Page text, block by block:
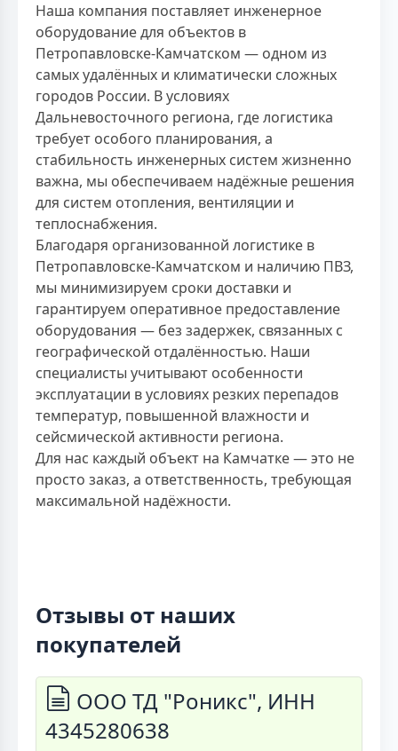
Наша компания поставляет инженерное
оборудование для объектов в
Петропавловске-Камчатском — одном из
самых удалённых и климатически сложных
городов России. В условиях
Дальневосточного региона, где логистика
требует особого планирования, а
стабильность инженерных систем жизненно
важна, мы обеспечиваем надёжные решения
для систем отопления, вентиляции и
теплоснабжения.
Благодаря организованной логистике в
Петропавловске-Камчатском и наличию ПВЗ,
мы минимизируем сроки доставки и
гарантируем оперативное предоставление
оборудования — без задержек, связанных с
географической отдалённостью. Наши
специалисты учитывают особенности
эксплуатации в условиях резких перепадов
температур, повышенной влажности и
сейсмической активности региона.
Для нас каждый объект на Камчатке — это не
просто заказ, а ответственность, требующая
максимальной надёжности.
Отзывы от наших
покупателей
ООО ТД "Роникс", ИНН
4345280638